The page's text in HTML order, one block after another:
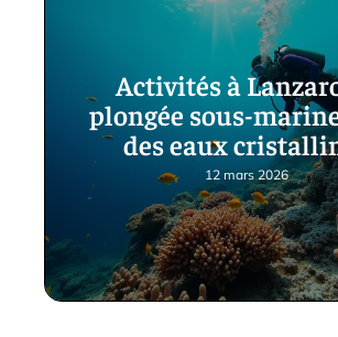
Activités à
plongée sous-
des eaux
12 mars 2026